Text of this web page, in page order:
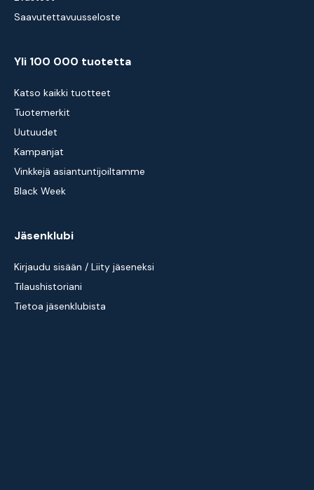
Saavutettavuusseloste
Yli 100 000 tuotetta
Katso kaikki tuotteet
Tuotemerkit
Uutuudet
Kampanjat
Vinkkejä asiantuntijoiltamme
Black Week
Jäsenklubi
Kirjaudu sisään / Liity jäseneksi
Tilaushistoriani
Tietoa jäsenklubista